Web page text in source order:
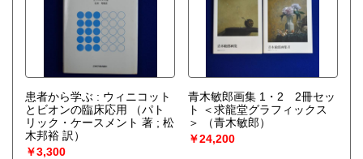
患者から学ぶ : ウィニコット
とビオンの臨床応用
（パト
リック・ケースメント 著 ; 松
木邦裕 訳）
￥3,300
青木敏郎画集 1・2 2冊セッ
ト ＜求龍堂グラフィックス
＞
（青木敏郎）
￥24,200